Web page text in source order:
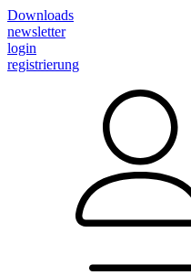
Downloads
newsletter
login
registrierung